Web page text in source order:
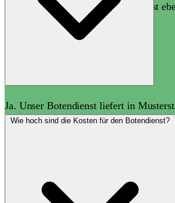
Dadurch ist Ihre Vorbestellung meist
selben Tag abholbereit.
Ja. Unser Botendienst liefert in
Umkreis von bis zu 15 km.
Ob eine Lieferung an Ihre Adresse
Sprechen Sie uns einfach an oder
Wie hoch sind die Kosten für den Botendienst?